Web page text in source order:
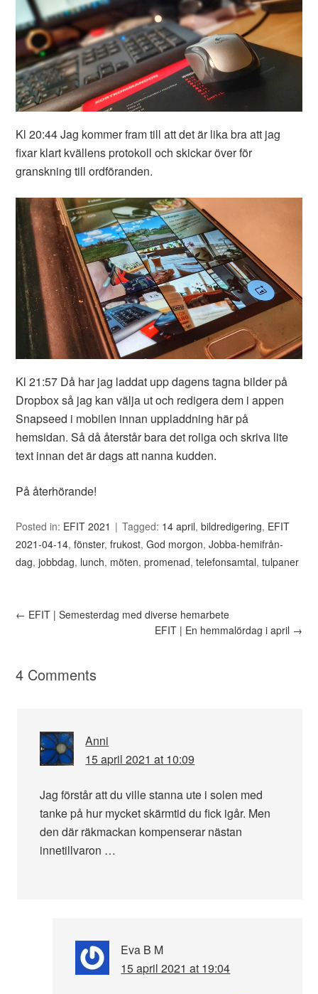
Kl 20:44 Jag kommer fram till att det är lika bra att jag
fixar klart kvällens protokoll och skickar över för
granskning till ordföranden.
Kl 21:57 Då har jag laddat upp dagens tagna bilder på
Dropbox så jag kan välja ut och redigera dem i appen
Snapseed i mobilen innan uppladdning här på
hemsidan. Så då återstår bara det roliga och skriva lite
text innan det är dags att nanna kudden.
På återhörande!
Posted in: EFIT 2021 Tagged: 14 april,bildredigering, EFIT
2021-04-14,fönster,frukost,God morgon,Jobba-hemifrån-
dag,jobbdag, lunch, möten,promenad,telefonsamtal,tulpaner
← EFIT | Semesterdag med diverse hemarbete
EFIT | En hemmalördag i april →
4 Comments
Anni
15 april 2021 at 10:09
Jag förstår att du ville stanna ute i solen med
tanke på hur mycket skärmtid du fick igår. Men
den där räkmackan kompenserar nästan
innetillvaron …
Eva B M
15 april 2021 at 19:04